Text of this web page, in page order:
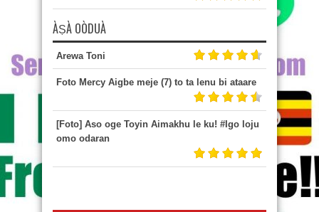
ÀṢÀ OÒDUÀ
Arewa Toni
Foto Mercy Aigbe meje (7) to ta lenu bi ataare
[Foto] Aso oge Toyin Aimakhu le ku! #Igo loju
omo odaran